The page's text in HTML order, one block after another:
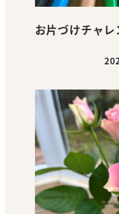
お片づけチャ
投